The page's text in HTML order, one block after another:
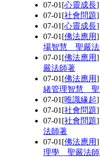
07-01 [心靈成長
07-01 [社會問題
07-01 [心靈成長
07-01 [佛法應用
場智慧 聖嚴
07-01 [佛法應用
嚴法師著
07-01 [佛法應用
緒管理智慧
07-01 [唯識緣起
07-01 [社會問題
07-01 [社會問題
法師著
07-01 [佛法應用
理學 聖嚴法